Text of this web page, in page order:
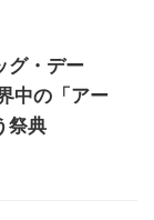
グ・デー
中の「アー
祭典